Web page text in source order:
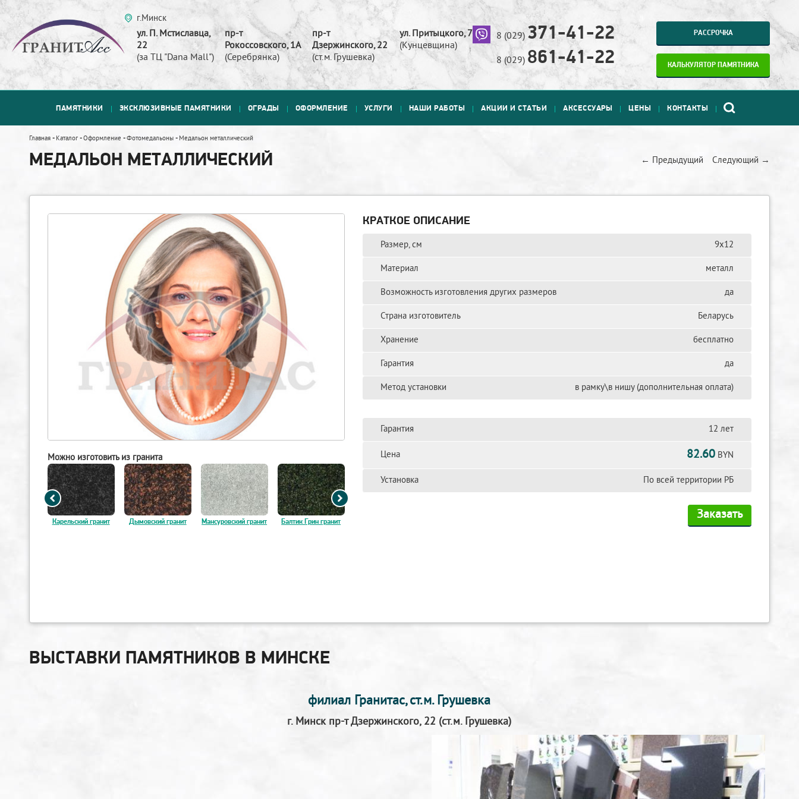
г.Минск
ул. П. Мстиславца,
22
(за ТЦ "Dana Mall")
пр-т
Рокоссовского, 1А
(Серебрянка)
пр-т
Дзержинского, 22
(ст.м. Грушевка)
ул. Притыцкого, 73
(Кунцевщина)
8 (029) 371-41-22
8 (029) 861-41-22
РАССРОЧКА
КАЛЬКУЛЯТОР ПАМЯТНИКА
ПАМЯТНИКИ ЭКСКЛЮЗИВНЫЕ ПАМЯТНИКИ ОГРАДЫ ОФОРМЛЕНИЕ УСЛУГИ НАШИ РАБОТЫ АКЦИИ И СТАТЬИ АКСЕССУАРЫ ЦЕНЫ КОНТАКТЫ
Главная - Каталог -Оформление -Фотомедальоны - Медальон металлический
← Предыдущий Следующий →
МЕДАЛЬОН МЕТАЛЛИЧЕСКИЙ
Можно изготовить из гранита
Карельский гранит Дымовский гранит Мансуровский гранит Балтик Грин гранит
Гранатовый
амфиболит гранит
Покостовский
КРАТКОЕ ОПИСАНИЕ
Размер, см 9х12
Материал металл
Возможность изготовления других размеров да
Страна изготовитель Беларусь
Хранение бесплатно
Гарантия да
Метод установки в рамку\в нишу (дополнительная оплата)
Гарантия 12 лет
Цена 82.60BYN
Установка По всей территории РБ
Заказать
ВЫСТАВКИ ПАМЯТНИКОВ В МИНСКЕ
филиал Гранитас, ст.м. Грушевка
г. Минск пр-т Дзержинского, 22 (ст.м. Грушевка)